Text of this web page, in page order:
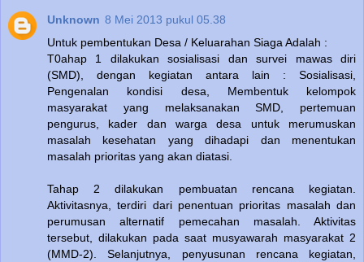
Unknown 8 Mei 2013 pukul 05.38
Untuk pembentukan Desa / Keluarahan Siaga Adalah :
T0ahap 1 dilakukan sosialisasi dan survei mawas diri
(SMD), dengan kegiatan antara lain : Sosialisasi,
Pengenalan kondisi desa, Membentuk kelompok
masyarakat yang melaksanakan SMD, pertemuan
pengurus, kader dan warga desa untuk merumuskan
masalah kesehatan yang dihadapi dan menentukan
masalah prioritas yang akan diatasi.
Tahap 2 dilakukan pembuatan rencana kegiatan.
Aktivitasnya, terdiri dari penentuan prioritas masalah dan
perumusan alternatif pemecahan masalah. Aktivitas
tersebut, dilakukan pada saat musyawarah masyarakat 2
(MMD-2). Selanjutnya, penyusunan rencana kegiatan,